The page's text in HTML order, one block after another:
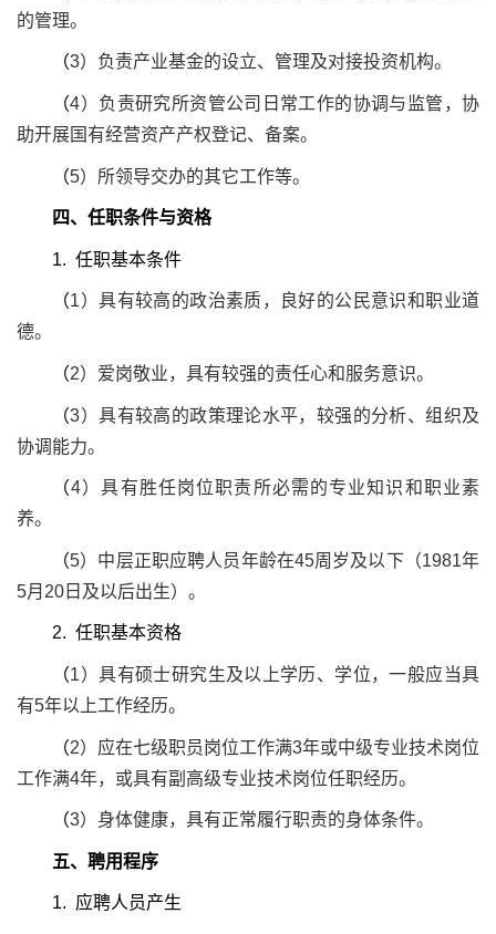
的管理。
（3）负责产业基金的设立、管理及对接投资机构。
（4）负责研究所资管公司日常工作的协调与监管，协
助开展国有经营资产产权登记、备案。
（5）所领导交办的其它工作等。
四、任职条件与资格
1. 任职基本条件
（1）具有较高的政治素质，良好的公民意识和职业道
德。
（2）爱岗敬业，具有较强的责任心和服务意识。
（3）具有较高的政策理论水平，较强的分析、组织及
协调能力。
（4）具有胜任岗位职责所必需的专业知识和职业素
养。
（5）中层正职应聘人员年龄在45周岁及以下（1981年
5月 20 日及以后出生）。
2. 任职基本资格
（1）具有硕士研究生及以上学历、学位，一般应当具
有5年以上工作经历。
（2）应在七级职员岗位工作满3年或中级专业技术岗位
工作满4年，或具有副高级专业技术岗位任职经历。
（3）身体健康，具有正常履行职责的身体条件。
五、聘用程序
1. 应聘人员产生